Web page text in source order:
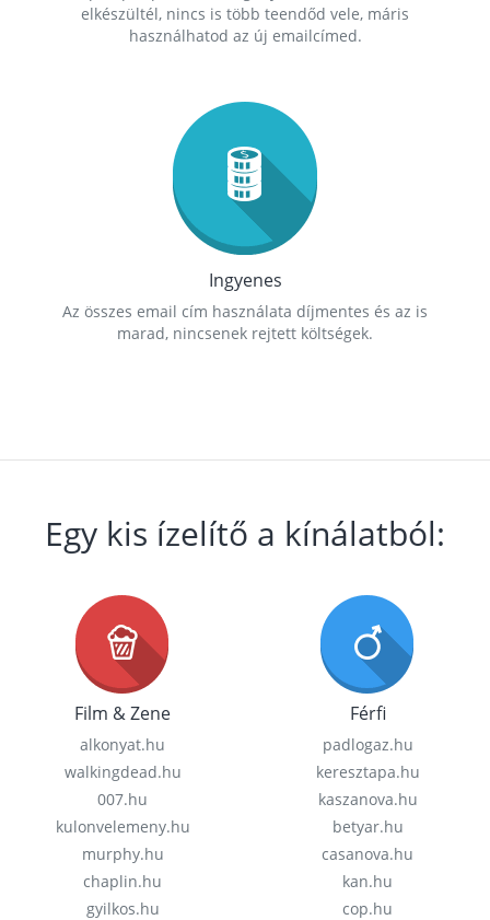
elkészültél, nincs is több teendőd vele, máris
használhatod az új emailcímed.
Ingyenes
Az összes email cím használata díjmentes és az is
marad, nincsenek rejtett költségek.
Egy kis ízelítő a kínálatból:
Film & Zene
alkonyat.hu
walkingdead.hu
007.hu
kulonvelemeny.hu
murphy.hu
chaplin.hu
gyilkos.hu
Férfi
padlogaz.hu
keresztapa.hu
kaszanova.hu
betyar.hu
casanova.hu
kan.hu
cop.hu